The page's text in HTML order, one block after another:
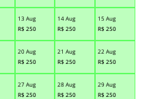
13 Aug
R$ 250
14 Aug
R$ 250
15 Aug
R$ 250
20 Aug
R$ 250
21 Aug
R$ 250
22 Aug
R$ 250
27 Aug
R$ 250
28 Aug
R$ 250
29 Aug
R$ 250